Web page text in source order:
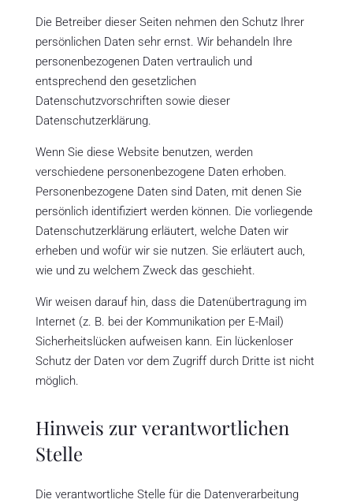
Die Betreiber dieser Seiten nehmen den Schutz Ihrer
persönlichen Daten sehr ernst. Wir behandeln Ihre
personenbezogenen Daten vertraulich und
entsprechend den gesetzlichen
Datenschutzvorschriften sowie dieser
Datenschutzerklärung.
Wenn Sie diese Website benutzen, werden
verschiedene personenbezogene Daten erhoben.
Personenbezogene Daten sind Daten, mit denen Sie
persönlich identifiziert werden können. Die vorliegende
Datenschutzerklärung erläutert, welche Daten wir
erheben und wofür wir sie nutzen. Sie erläutert auch,
wie und zu welchem Zweck das geschieht.
Wir weisen darauf hin, dass die Datenübertragung im
Internet (z. B. bei der Kommunikation per E-Mail)
Sicherheitslücken aufweisen kann. Ein lückenloser
Schutz der Daten vor dem Zugriff durch Dritte ist nicht
möglich.
Hinweis zur verantwortlichen
Stelle
Die verantwortliche Stelle für die Datenverarbeitung